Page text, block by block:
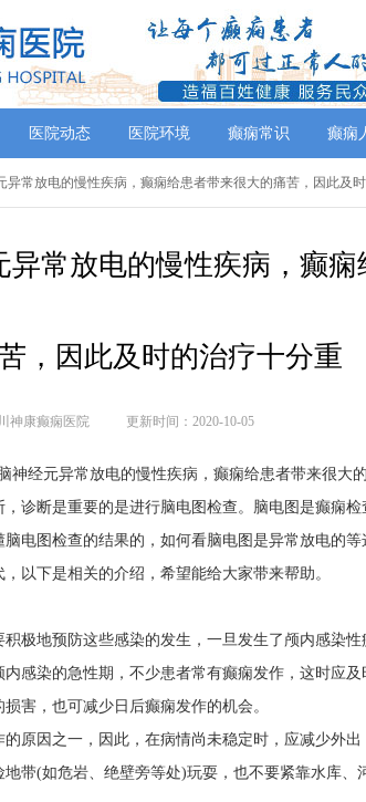
医院动态 医院环境 癫痫常识 癫痫
异常放电的慢性疾病，癫痫给患者带来很大的痛苦，因此及
常放电的慢性疾病，癫痫
，因此及时的治疗十分重
神康癫痫医院 更新时间：2020-10-05
神经元异常放电的慢性疾病，癫痫给患者带来很大
诊断是重要的是进行脑电图检查。脑电图是癫痫检
电图检查的结果的，如何看脑电图是异常放电的
以下是相关的介绍，希望能给大家带来帮助。
极地预防这些感染的发生，一旦发生了颅内感染
感染的急性期，不少患者常有癫痫发作，这时应
害，也可减少日后癫痫发作的机会。
原因之一，因此，在病情尚未稳定时，应减少外
带(如危岩、绝壁旁等处)玩耍，也不要紧靠水库、